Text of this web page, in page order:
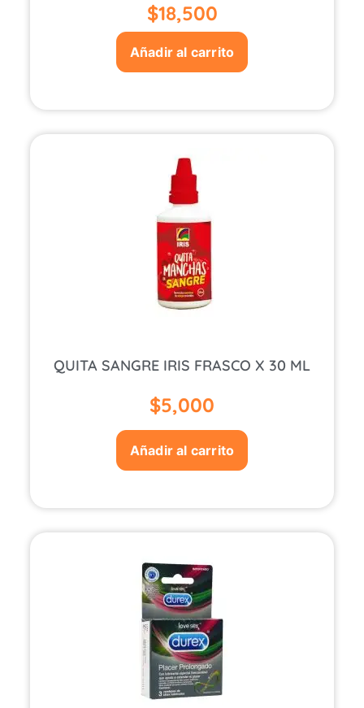
$18,500
Añadir al carrito
QUITA SANGRE IRIS FRASCO X 30 ML
$5,000
Añadir al carrito